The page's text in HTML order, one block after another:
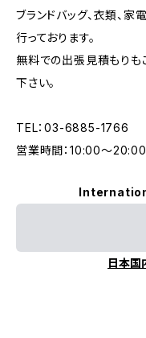
ブランドバッグ、衣類、
行っております。
無料での出張見積もりも
下さい。
TEL：03-6885-1766
営業時間：10:00〜20:00
日本国